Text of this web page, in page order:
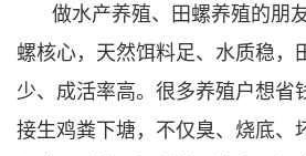
做水产养殖、田螺养殖的朋
螺核心，天然饵料足、水质稳，
少、成活率高。很多养殖户想省
接生鸡粪下塘，不仅臭、烧底、